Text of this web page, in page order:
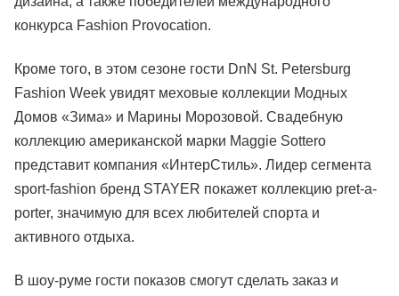
конкурса Fashion Provocation.
Кроме того, в этом сезоне гости DnN St. Petersburg
Fashion Week увидят меховые коллекции Модных
Домов «Зима» и Марины Морозовой. Свадебную
коллекцию американской марки Maggie Sottero
представит компания «ИнтерСтиль». Лидер сегмента
sport-fashion бренд STAYER покажет коллекцию pret-a-
porter, значимую для всех любителей спорта и
активного отдыха.
В шоу-руме гости показов смогут сделать заказ и